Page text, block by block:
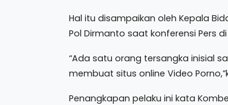
Hal itu disampaikan oleh Kepala
Pol Dirmanto saat konferensi Pers
“Ada satu orang tersangka inisial
membuat situs online Video
Penangkapan pelaku ini kata